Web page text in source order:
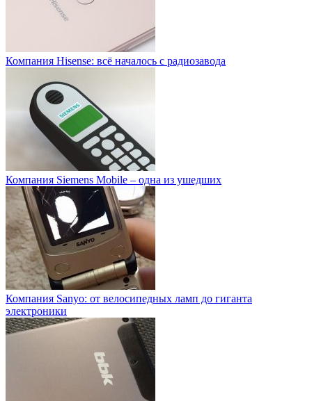
Компания Hisense: всё началось с радиозавода
Компания Siemens Mobile – одна из ушедших
Компания Sanyo: от велосипедных ламп до гиганта
электроники